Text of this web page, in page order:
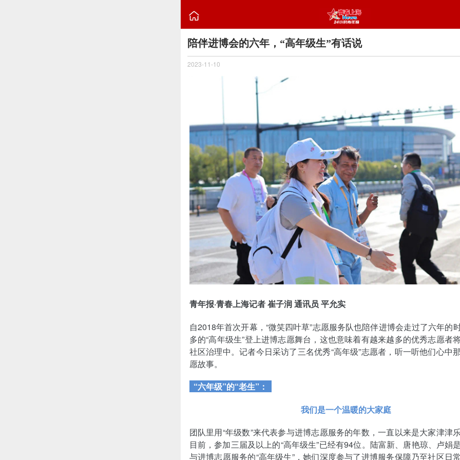

陪伴进博会的六年，“高年级生”有话说
2023-11-10
青年报·青春上海记者 崔子润 通讯员 平允实
自2018年首次开幕，“微笑四叶草”志愿服务队也陪伴进博会走过了六年的
多的“高年级生”登上进博志愿舞台，这也意味着有越来越多的优秀志愿者
社区治理中。记者今日采访了三名优秀“高年级”志愿者，听一听他们心中
愿故事。
“六年级”的“老生”：
我们是一个温暖的大家庭
团队里用“年级数”来代表参与进博志愿服务的年数，一直以来是大家津津
目前，参加三届及以上的“高年级生”已经有94位。陆富新、唐艳琼、卢娟
与进博志愿服务的“高年级生”，她们深度参与了进博服务保障乃至社区日